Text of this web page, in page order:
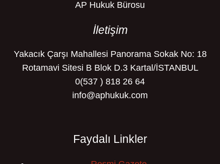
AP Hukuk Bürosu
İletişim
Yakacık Çarşı Mahallesi Panorama Sokak No: 18
Rotamavi Sitesi B Blok D.3 Kartal/İSTANBUL
0(537 ) 818 26 64
info@aphukuk.com
Faydalı Linkler